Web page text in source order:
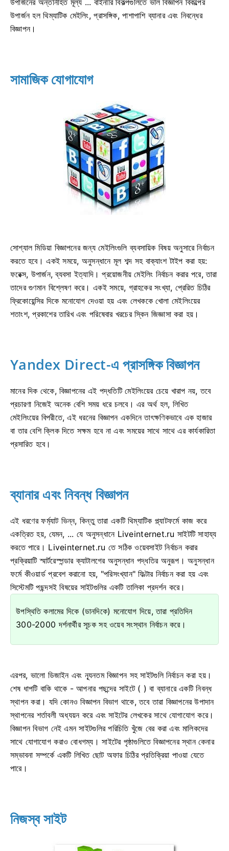
উপার্জন হল থিম্যাটিক মেইলিং, প্রাসঙ্গিক, পাশাপাশি ব্যানার এবং নিবন্ধের
বিজ্ঞাপন।
সামাজিক যোগাযোগ
সোশ্যাল মিডিয়া বিজ্ঞাপনের জন্য মেইলিংগুলি ব্যবসায়িক বিষয় অনুসারে নির্বাচন
করতে হবে। একই সময়ে, অনুসন্ধানে মূল শব্দ সহ বাক্যাংশ টাইপ করা হয়:
ফরেক্স, উপার্জন, ব্যবসা ইত্যাদি। প্রয়োজনীয় মেইলিং নির্বাচন করার পরে, তারা
তাদের গুণমান বিশ্লেষণ করে। একই সময়ে, গ্রাহকের সংখ্যা, প্রেরিত চিঠির
ফ্রিকোয়েন্সির দিকে মনোযোগ দেওয়া হয় এবং লেখককে খোলা মেইলিংয়ের
শতাংশ, প্রকাশের তারিখ এবং পরিষেবার খরচের স্কিন জিজ্ঞাসা করা হয়।
Yandex Direct-এ প্রাসঙ্গিক বিজ্ঞাপন
মানের দিক থেকে, বিজ্ঞাপনের এই পদ্ধতিটি মেইলিংয়ের চেয়ে খারাপ নয়, তবে
প্রচারণা নিজেই অনেক বেশি সময় ধরে চলবে। এর অর্থ হল, লিখিত
মেইলিংয়ের বিপরীতে, এই ধরনের বিজ্ঞাপন একদিনে তাৎক্ষণিকভাবে এক হাজার
বা তার বেশি ক্লিক দিতে সক্ষম হবে না এবং সময়ের সাথে সাথে এর কার্যকারিতা
প্রসারিত হবে।
ব্যানার এবং নিবন্ধ বিজ্ঞাপন
এই ধরণের ফর্ম্যাট ভিন্ন, কিন্তু তারা একটি থিম্যাটিক প্ল্যাটফর্মে কাজ করে
একত্রিত হয়, যেমন, ... যে অনুসন্ধানে Liveinternet.ru সাইটটি সাহায্য
করতে পারে। Liveinternet.ru তে সঠিক ওয়েবসাইট নির্বাচন করার
প্রক্রিয়াটি স্মার্টরেস্পন্ডার ক্যাটালগের অনুসন্ধান পদ্ধতির অনুরূপ। অনুসন্ধান
ফর্মে কীওয়ার্ড প্রবেশ করানো হয়, "পরিসংখ্যান" ফিল্টার নির্বাচন করা হয় এবং
সিস্টেমটি পছন্দসই বিষয়ের সাইটগুলির একটি তালিকা প্রদর্শন করে।
উপস্থিতি কলামের দিকে (ডানদিকে) মনোযোগ দিয়ে, তারা প্রতিদিন
300-2000 দর্শনার্থীর সূচক সহ ওয়েব সংস্থান নির্বাচন করে।
এরপর, ভালো ডিজাইন এবং ন্যূনতম বিজ্ঞাপন সহ সাইটগুলি নির্বাচন করা হয়।
শেষ ধাপটি বাকি থাকে - আপনার পছন্দের সাইটে ( ) বা ব্যানারে একটি নিবন্ধ
স্থাপন করা। যদি কোনও বিজ্ঞাপন বিভাগ থাকে, তবে তারা বিজ্ঞাপনের উপাদান
স্থাপনের শর্তাবলী অধ্যয়ন করে এবং সাইটের লেখকের সাথে যোগাযোগ করে।
বিজ্ঞাপন বিভাগ নেই এমন সাইটগুলির পরিচিতি খুঁজে বের করা এবং মালিকদের
সাথে যোগাযোগ করাও বোধগম্য। সাইটের পৃষ্ঠাগুলিতে বিজ্ঞাপনের স্থান কেনার
সম্ভাবনা সম্পর্কে একটি লিখিত ছোট অফার চিঠির প্রতিক্রিয়া পাওয়া যেতে
পারে।
নিজস্ব সাইট